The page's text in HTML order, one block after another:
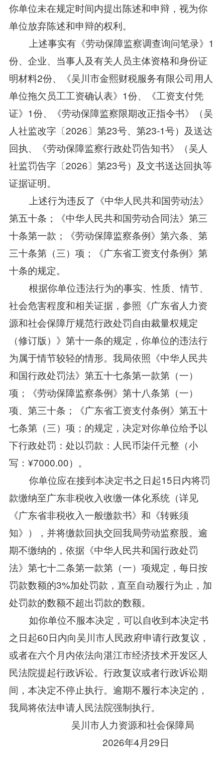
你单位未在规定时间内提出陈述和申辩，视为你
单位放弃陈述和申辩的权利。
上述事实有《劳动保障监察调查询问笔录》1
份、企业、当事人及有关人员主体资格和身份证
明材料2份、《吴川市金熙财税服务有限公司用人
单位拖欠员工工资确认表》1份、《工资支付凭
证》1份、《劳动保障监察限期改正指令书》（吴
人社监改字〔2026〕第23号、第23-1号）及送达
回执、《劳动保障监察行政处罚告知书》（吴人
社监罚告字〔2026〕第23号）及文书送达回执等
证据证明。
上述行为违反了《中华人民共和国劳动法》
第五十条；《中华人民共和国劳动合同法》第三
十条第一款；《劳动保障监察条例》第六条、第
三十条第（三）项；《广东省工资支付条例》第
十条的规定。
根据你单位违法行为的事实、性质、情节、
社会危害程度和相关证据，参照《广东省人力资
源和社会保障厅规范行政处罚自由裁量权规定
（修订版）》第十一条的规定，你单位的违法行
为属于情节较轻的情形。我局依照《中华人民共
和国行政处罚法》第五十七条第一款第（一）
项；《劳动保障监察条例》第十八条第（一）
项、第三十条；《广东省工资支付条例》第五十
七条第（三）项；的规定，决定对你单位给予以
下行政处罚：处以罚款：人民币柒仟元整（小
写：¥7000.00）。
你单位应在接到本决定书之日起15日内将罚
款缴纳至广东非税收入收缴一体化系统（详见
《广东省非税收入一般缴款书》和《转账须
知》），并将缴款回执交回我局劳动监察股。逾
期不缴纳的，依据《中华人民共和国行政处罚
法》第七十二条第一款第（一）项规定，每日按
罚款数额的3%加处罚款，直至自动履行为止，加
处罚款的数额不超出罚款的数额。
如你单位不服本决定，可以自收到本决定书
之日起60日内向吴川市人民政府申请行政复议，
或者在六个月内依法向湛江市经济技术开发区人
民法院提起行政诉讼。行政复议或者行政诉讼期
间，本决定不停止执行。逾期不履行本决定的，
我局将依法申请人民法院强制执行。
吴川市人力资源和社会保障局
2026年4月29日